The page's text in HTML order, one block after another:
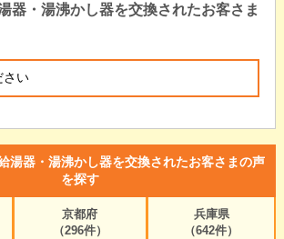
器・湯沸かし器を交換されたお客さま
湯器・湯沸かし器を交換されたお客さまの声
を探す
京都府
（296件）
兵庫県
（642件）